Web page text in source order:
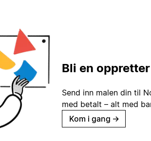
Bli en oppretter
Send inn malen din til
med betalt – alt med
Kom i gang →